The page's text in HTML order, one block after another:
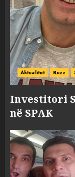
Aktualitet Buzz
Investitori
në SPAK